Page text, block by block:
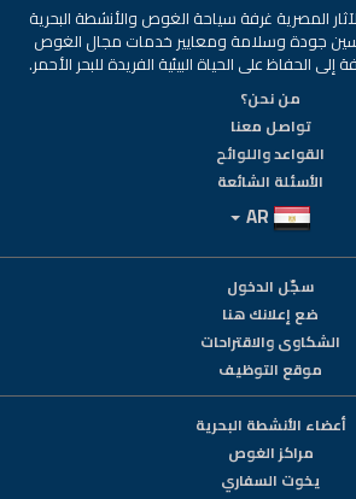
المصرية غرفة سياحة الغوص والأنشطة البحرية
بهدف تحسين جودة وسلامة ومعايير خدمات مجال الغوص
إلى الحفاظ على الحياة البيئية الفريدة للبحر الأحمر.
من نحن؟
تواصل معنا
القواعد واللوائح
الأسئلة الشائعة
سجّل الدخول
ضع إعلانك هنا
الشكاوى والاقتراحات
موقع التوظيف
أعضاء الأنشطة البحرية
مراكز الغوص
يخوت السفاري